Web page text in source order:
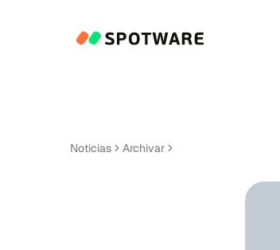
Noticias Archivar